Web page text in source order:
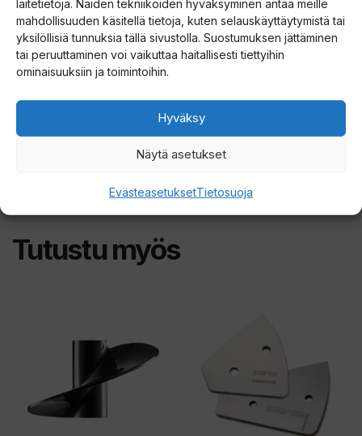
laitetietoja. Näiden tekniikoiden hyväksyminen antaa meille
mahdollisuuden käsitellä tietoja, kuten selauskäyttäytymistä tai
yksilöllisiä tunnuksia tällä sivustolla. Suostumuksen jättäminen
tai peruuttaminen voi vaikuttaa haitallisesti tiettyihin
ominaisuuksiin ja toimintoihin.
Hyväksy
Näytä asetukset
EvästeasetuksetTietosuoja
8 väriä
Pituus 63 mm
Paino 19 g
Tutustu myös
muunnelma.
Voit
useampi
muunnelma.